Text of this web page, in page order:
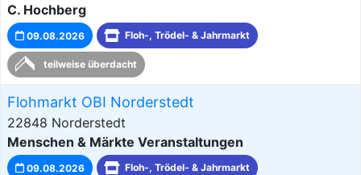
C. Hochberg
09.08.2026 Floh-, Trödel- & Jahrmarkt
teilweise überdacht
Flohmarkt OBI Norderstedt
22848 Norderstedt
Menschen & Märkte Veranstaltungen
09.08.2026 Floh-, Trödel- & Jahrmarkt